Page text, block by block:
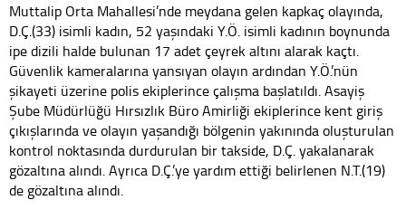
Muttalip Orta Mahallesi’nde meydana gelen kapkaç olayında,
D.Ç.(33) isimli kadın, 52 yaşındaki Y.Ö. isimli kadının boynunda
ipe dizili halde bulunan 17 adet çeyrek altını alarak kaçtı.
Güvenlik kameralarına yansıyan olayın ardından Y.Ö.’nün
şikayeti üzerine polis ekiplerince çalışma başlatıldı. Asayiş
Şube Müdürlüğü Hırsızlık Büro Amirliği ekiplerince kent giriş
çıkışlarında ve olayın yaşandığı bölgenin yakınında oluşturulan
kontrol noktasında durdurulan bir takside, D.Ç. yakalanarak
gözaltına alındı. Ayrıca D.Ç.’ye yardım ettiği belirlenen N.T.(19)
de gözaltına alındı.